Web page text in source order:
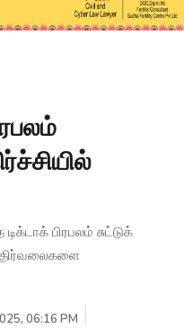
பிரபலம் சுட்டுக்
06:16 PM